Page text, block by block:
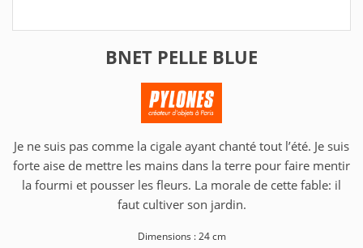
BNET PELLE BLUE
Je ne suis pas comme la cigale ayant chanté tout l’été. Je suis
forte aise de mettre les mains dans la terre pour faire mentir
la fourmi et pousser les fleurs. La morale de cette fable: il
faut cultiver son jardin.
Dimensions : 24 cm